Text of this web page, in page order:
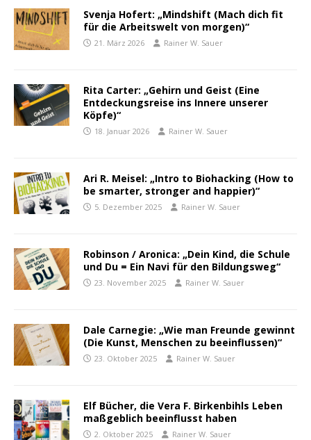
Svenja Hofert: „Mindshift (Mach dich fit
für die Arbeitswelt von morgen)“
21. März 2026 Rainer W. Sauer
Rita Carter: „Gehirn und Geist (Eine
Entdeckungsreise ins Innere unserer
Köpfe)“
18. Januar 2026 Rainer W. Sauer
Ari R. Meisel: „Intro to Biohacking (How to
be smarter, stronger and happier)“
5. Dezember 2025 Rainer W. Sauer
Robinson / Aronica: „Dein Kind, die Schule
und Du = Ein Navi für den Bildungsweg“
23. November 2025 Rainer W. Sauer
Dale Carnegie: „Wie man Freunde gewinnt
(Die Kunst, Menschen zu beeinflussen)“
23. Oktober 2025 Rainer W. Sauer
Elf Bücher, die Vera F. Birkenbihls Leben
maßgeblich beeinflusst haben
2. Oktober 2025 Rainer W. Sauer